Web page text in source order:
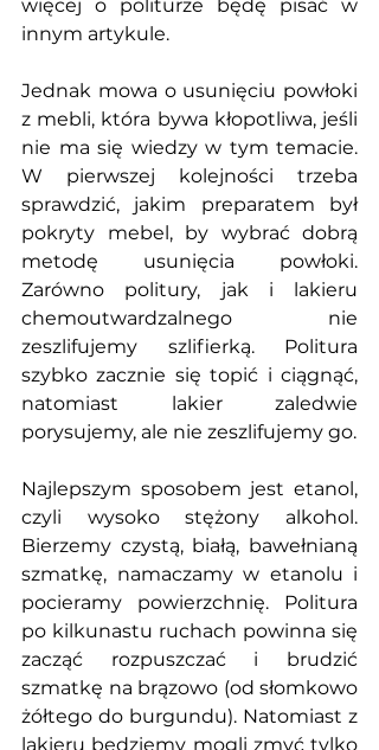
więcej o politurze będę pisać w
innym artykule.
Jednak mowa o usunięciu powłoki
z mebli, która bywa kłopotliwa, jeśli
nie ma się wiedzy w tym temacie.
W pierwszej kolejności trzeba
sprawdzić, jakim preparatem był
pokryty mebel, by wybrać dobrą
metodę usunięcia powłoki.
Zarówno politury, jak i lakieru
chemoutwardzalnego nie
zeszlifujemy szlifierką. Politura
szybko zacznie się topić i ciągnąć,
natomiast lakier zaledwie
Najlepszym sposobem jest etanol,
czyli wysoko stężony alkohol.
Bierzemy czystą, białą, bawełnianą
szmatkę, namaczamy w etanolu i
pocieramy powierzchnię. Politura
po kilkunastu ruchach powinna się
zacząć rozpuszczać i brudzić
szmatkę na brązowo (od słomkowo
żółtego do burgundu). Natomiast z
lakieru będziemy mogli zmyć tylko